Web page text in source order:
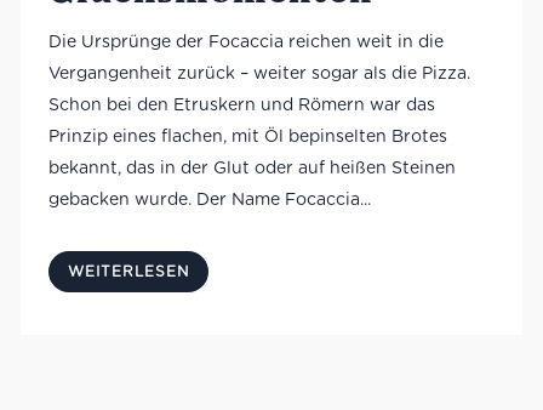
Die Ursprünge der Focaccia reichen weit in die
Vergangenheit zurück – weiter sogar als die Pizza.
Schon bei den Etruskern und Römern war das
Prinzip eines flachen, mit Öl bepinselten Brotes
bekannt, das in der Glut oder auf heißen Steinen
gebacken wurde. Der Name Focaccia...
WEITERLESEN